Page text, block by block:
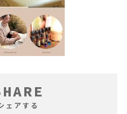
ェアする